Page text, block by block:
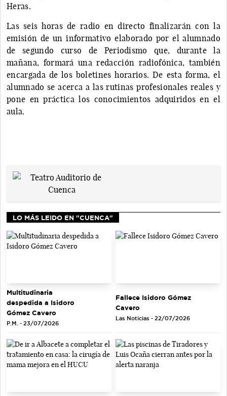
Heras.
Las seis horas de radio en directo finalizarán con la
emisión de un informativo elaborado por el alumnado
de segundo curso de Periodismo que, durante la
mañana, formará una redacción radiofónica, también
encargada de los boletines horarios. De esta forma, el
alumnado se acerca a las rutinas profesionales reales y
pone en práctica los conocimientos adquiridos en el
aula.
LO MÁS LEIDO EN "CUENCA"
Multitudinaria
despedida a Isidoro
Gómez Cavero
P.M. - 23/07/2026
Fallece Isidoro Gómez
Cavero
Las Noticias - 22/07/2026